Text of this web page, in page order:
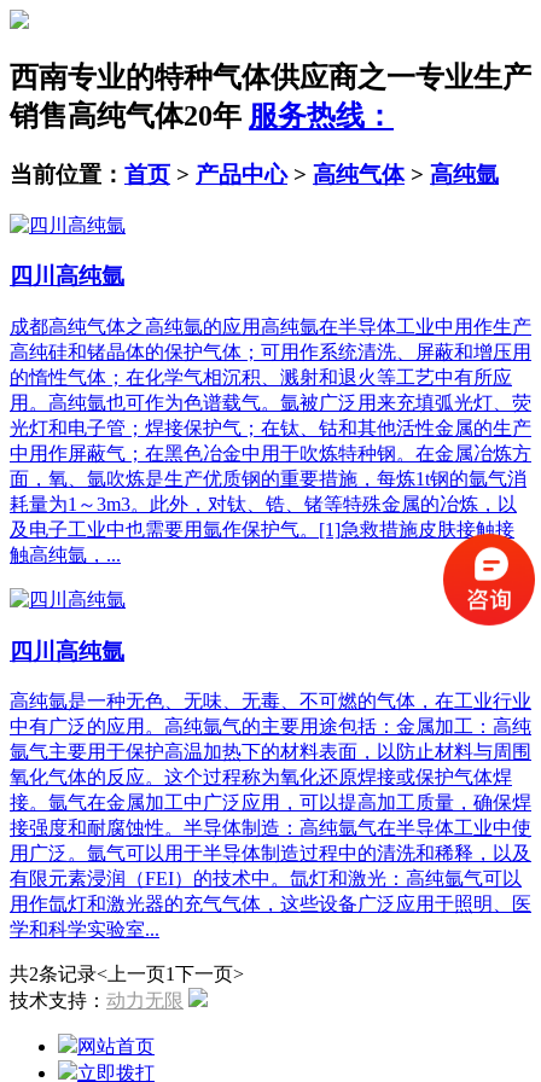
西南专业的特种气体供应商之一专业生产
销售高纯气体20年 服务热线：
当前位置： 首页 > 产品中心> 高纯气体> 高纯氩
四川高纯氩
成都高纯气体之高纯氩的应用高纯氩在半导体工业中用作生产
高纯硅和锗晶体的保护气体；可用作系统清洗、屏蔽和增压用
的惰性气体；在化学气相沉积、溅射和退火等工艺中有所应
用。高纯氩也可作为色谱载气。氩被广泛用来充填弧光灯、荧
光灯和电子管；焊接保护气；在钛、钴和其他活性金属的生产
中用作屏蔽气；在黑色冶金中用于吹炼特种钢。在金属冶炼方
面，氧、氩吹炼是生产优质钢的重要措施，每炼1t钢的氩气消
耗量为1～3m3。此外，对钛、锆、锗等特殊金属的冶炼，以
及电子工业中也需要用氩作保护气。[1]急救措施皮肤接触接
触高纯氩，...
四川高纯氩
高纯氩是一种无色、无味、无毒、不可燃的气体，在工业行业
中有广泛的应用。高纯氩气的主要用途包括：金属加工：高纯
氩气主要用于保护高温加热下的材料表面，以防止材料与周围
氧化气体的反应。这个过程称为氧化还原焊接或保护气体焊
接。氩气在金属加工中广泛应用，可以提高加工质量，确保焊
接强度和耐腐蚀性。半导体制造：高纯氩气在半导体工业中使
用广泛。氩气可以用于半导体制造过程中的清洗和稀释，以及
有限元素浸润（FEI）的技术中。氙灯和激光：高纯氩气可以
用作氙灯和激光器的充气气体，这些设备广泛应用于照明、医
学和科学实验室...
共2条记录<上一页1下一页>
技术支持： 动力无限
网站首页
立即拨打